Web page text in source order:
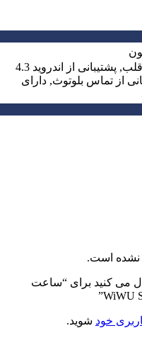
,
پشتیبانی از اندروید 4.3
از تماس بلوتوث,دارای
است.
می کنید برای “ساعت
خودشوید.